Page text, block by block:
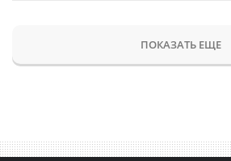
ПОКАЗАТЬ ЕЩЕ